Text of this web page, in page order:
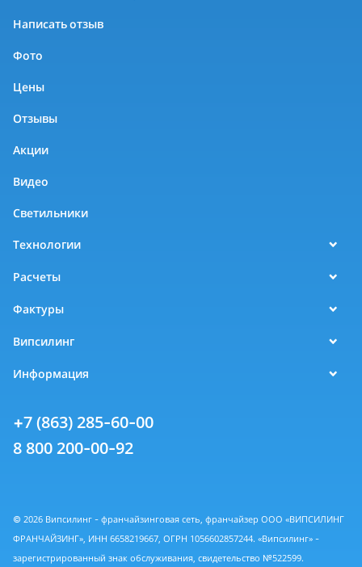
Написать отзыв
Фото
Цены
Отзывы
Акции
Видео
Светильники
Технологии
Расчеты
Фактуры
Випсилинг
Информация
+7 (863) 285-60-00
8 800 200-00-92
© 2026 Випсилинг - франчайзинговая сеть, франчайзер ООО «ВИПСИЛИНГ
ФРАНЧАЙЗИНГ», ИНН 6658219667, ОГРН 1056602857244. «Випсилинг» -
зарегистрированный знак обслуживания, свидетельство №522599.